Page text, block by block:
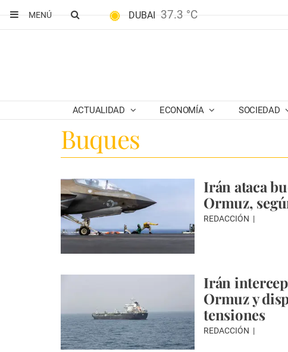
MENÚ
DUBAI 37.3 °C
ACTUALIDAD ECONOMÍA SOCIEDAD
Buques
Irán ataca
Ormuz,
REDACCIÓN
Irán
Ormuz y
tensiones
REDACCIÓN